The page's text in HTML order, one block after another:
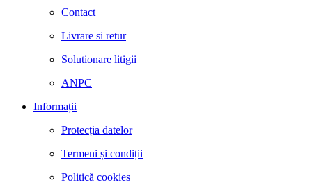
Contact
Livrare si retur
Solutionare litigii
ANPC
Informații
Protecția datelor
Termeni și condiții
Politică cookies